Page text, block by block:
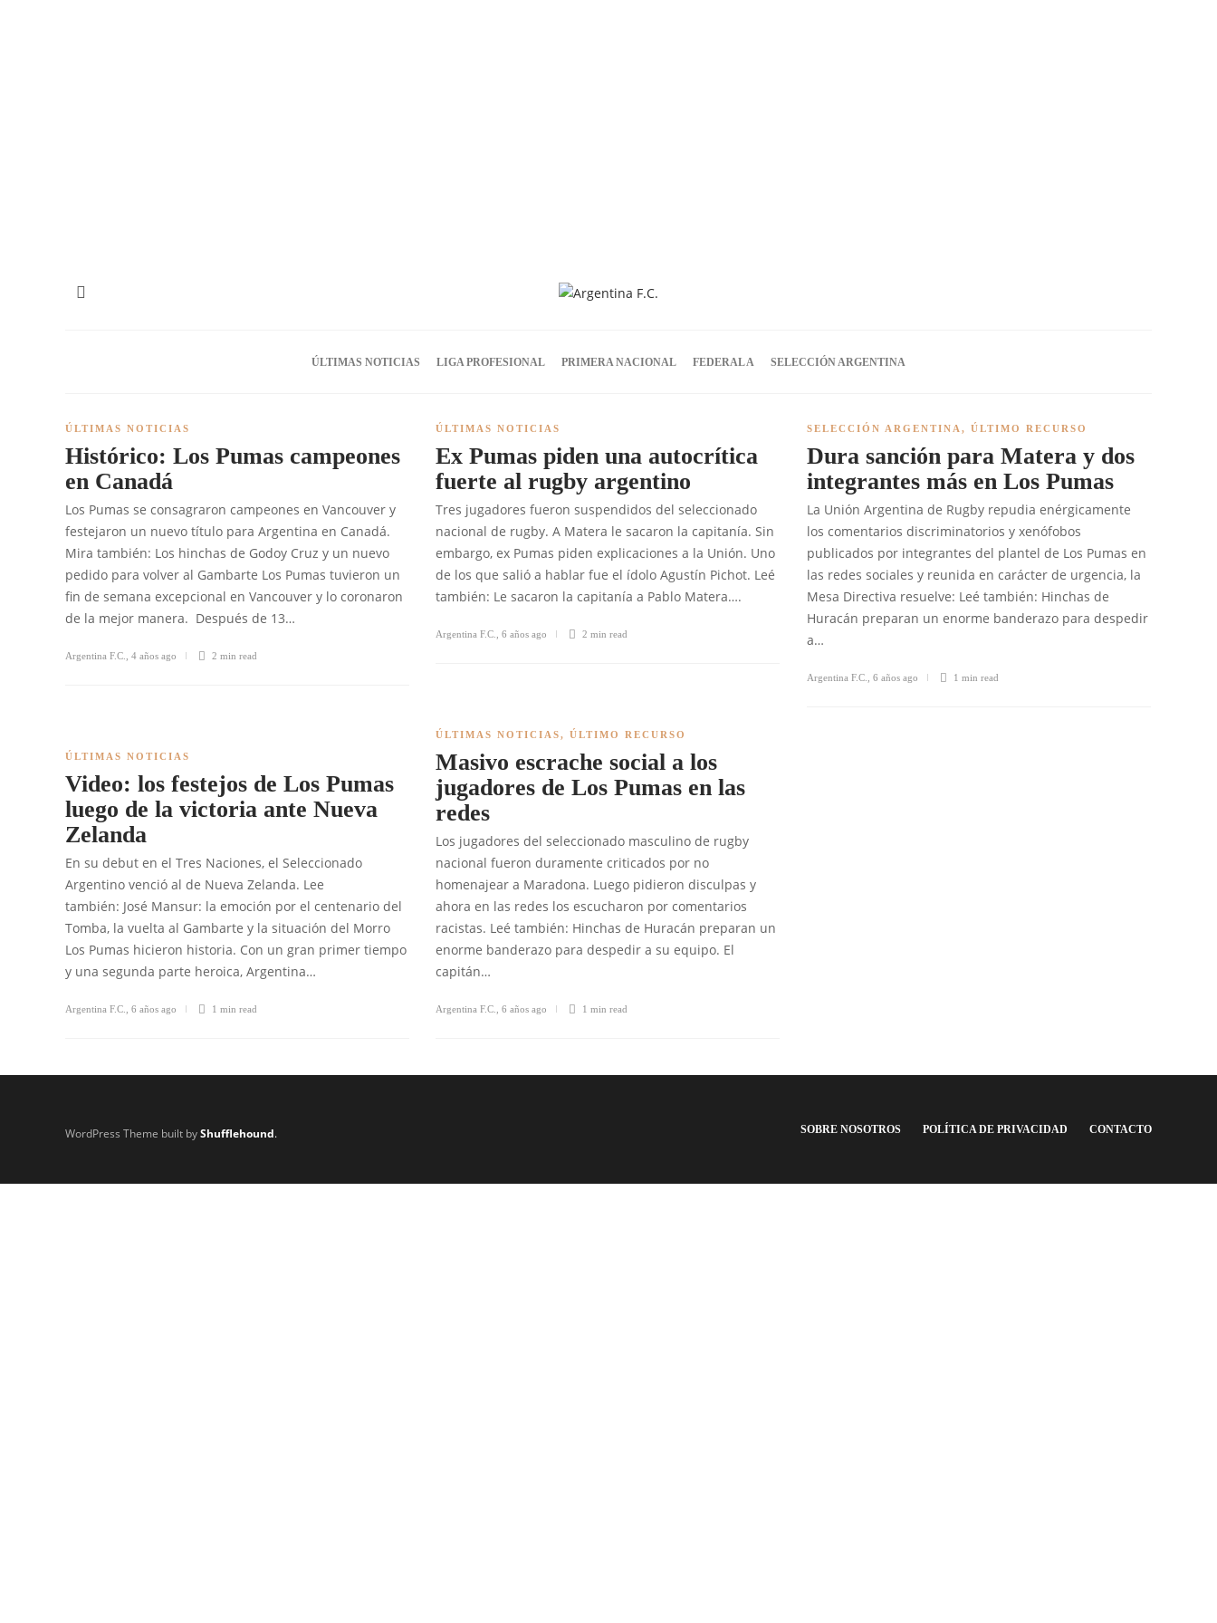
ÚLTIMAS NOTICIAS LIGA PROFESIONAL PRIMERA NACIONAL FEDERAL A SELECCIÓN ARGENTINA
ÚLTIMAS NOTICIAS
Histórico: Los Pumas campeones
en Canadá
Los Pumas se consagraron campeones en Vancouver y
festejaron un nuevo título para Argentina en Canadá.
Mira también: Los hinchas de Godoy Cruz y un nuevo
pedido para volver al Gambarte Los Pumas tuvieron un
fin de semana excepcional en Vancouver y lo coronaron
de la mejor manera. Después de 13…
Argentina F.C. 4 años ago 2 min read
ÚLTIMAS NOTICIAS
Ex Pumas piden una autocrítica
fuerte al rugby argentino
Tres jugadores fueron suspendidos del seleccionado
nacional de rugby. A Matera le sacaron la capitanía. Sin
embargo, ex Pumas piden explicaciones a la Unión. Uno
de los que salió a hablar fue el ídolo Agustín Pichot. Leé
también: Le sacaron la capitanía a Pablo Matera….
Argentina F.C. 6 años ago 2 min read
SELECCIÓN ARGENTINA , ÚLTIMO RECURSO
Dura sanción para Matera y dos
integrantes más en Los Pumas
La Unión Argentina de Rugby repudia enérgicamente
los comentarios discriminatorios y xenófobos
publicados por integrantes del plantel de Los Pumas en
las redes sociales y reunida en carácter de urgencia, la
Mesa Directiva resuelve: Leé también: Hinchas de
Huracán preparan un enorme banderazo para despedir
a…
Argentina F.C. 6 años ago 1 min read
ÚLTIMAS NOTICIAS, ÚLTIMO RECURSO
Masivo escrache social a los
jugadores de Los Pumas en las
redes
Los jugadores del seleccionado masculino de rugby
nacional fueron duramente criticados por no
homenajear a Maradona. Luego pidieron disculpas y
ahora en las redes los escucharon por comentarios
racistas. Leé también: Hinchas de Huracán preparan un
enorme banderazo para despedir a su equipo. El
capitán…
Argentina F.C. 6 años ago 1 min read
ÚLTIMAS NOTICIAS
Video: los festejos de Los Pumas
luego de la victoria ante Nueva
Zelanda
En su debut en el Tres Naciones, el Seleccionado
Argentino venció al de Nueva Zelanda. Lee
también: José Mansur: la emoción por el centenario del
Tomba, la vuelta al Gambarte y la situación del Morro
Los Pumas hicieron historia. Con un gran primer tiempo
y una segunda parte heroica, Argentina…
Argentina F.C. 6 años ago 1 min read
WordPress Theme built byShufflehound. SOBRE NOSOTROS POLÍTICA DE PRIVACIDAD CONTACTO